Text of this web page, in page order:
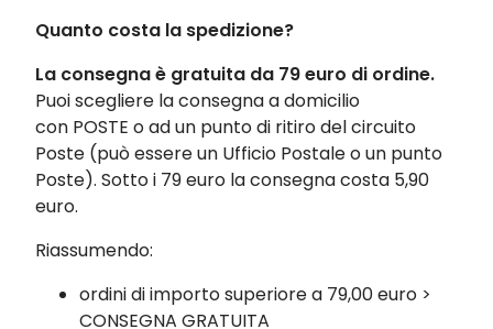
Quanto costa la spedizione?
La consegna è gratuita da 79 euro di ordine.
Puoi scegliere la consegna a domicilio
con POSTE o ad un punto di ritiro del circuito
Poste (può essere un Ufficio Postale o un punto
Poste). Sotto i 79 euro la consegna costa 5,90
euro.
Riassumendo:
ordini di importo superiore a 79,00 euro >
CONSEGNA GRATUITA